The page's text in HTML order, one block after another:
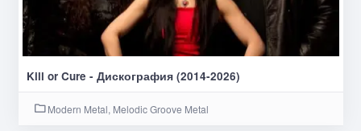
Kill or Cure - Дискография (2014-2026)
Modern Metal, Melodic Groove Metal